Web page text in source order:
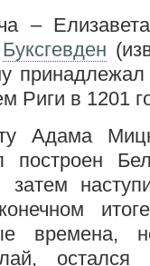
–
Буксгевден
Риги в 1201
Адама
построен
затем
времена,